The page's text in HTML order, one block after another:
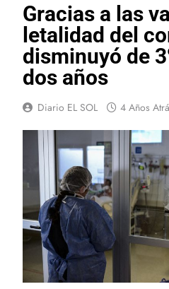
Gracias a las
letalidad del
disminuyó de
dos años
Diario EL SOL 4 Años